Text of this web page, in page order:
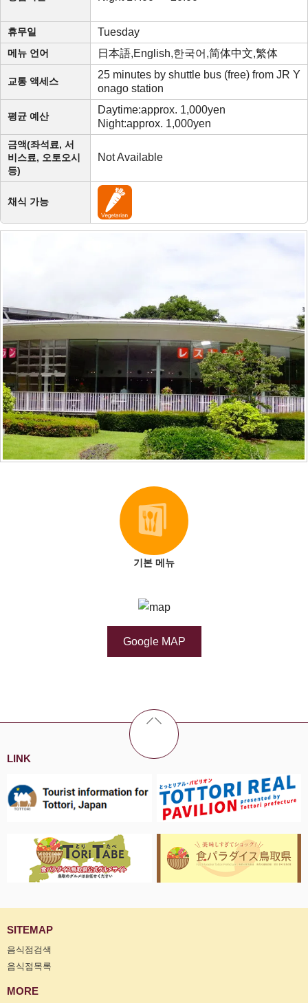
휴무일 Tuesday
메뉴 언어 日本語,English,한국어,简体中文,繁体
교통 액세스
25 minutes by shuttle bus (free) from JR Y
onago station
평균 예산
Daytime:approx. 1,000yen
Night:approx. 1,000yen
금액(좌석료, 서
비스료, 오토오시
등)
Not Available
채식 가능
기본 메뉴
Google MAP
LINK
SITEMAP
음식점검색
음식점목록
MORE